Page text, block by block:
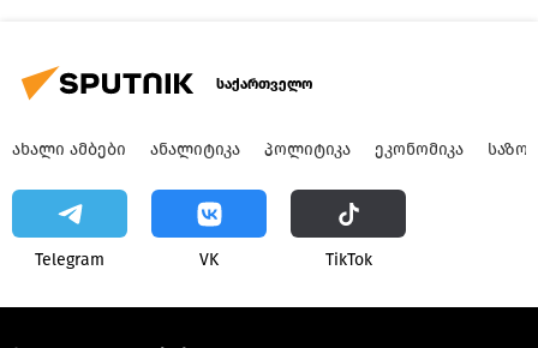
საქართველო
ᲐᲮᲐᲚᲘ ᲐᲛᲑᲔᲑᲘ ᲐᲜᲐᲚᲘᲢᲘᲙᲐ ᲞᲝᲚᲘᲢᲘᲙᲐ ᲔᲙᲝᲜᲝᲛᲘᲙᲐ
Telegram VK ТikТоk